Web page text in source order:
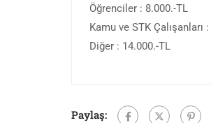
Öğrenciler : 8.000.-TL
Kamu ve STK Çalışanları
Diğer : 14.000.-TL
Paylaş: